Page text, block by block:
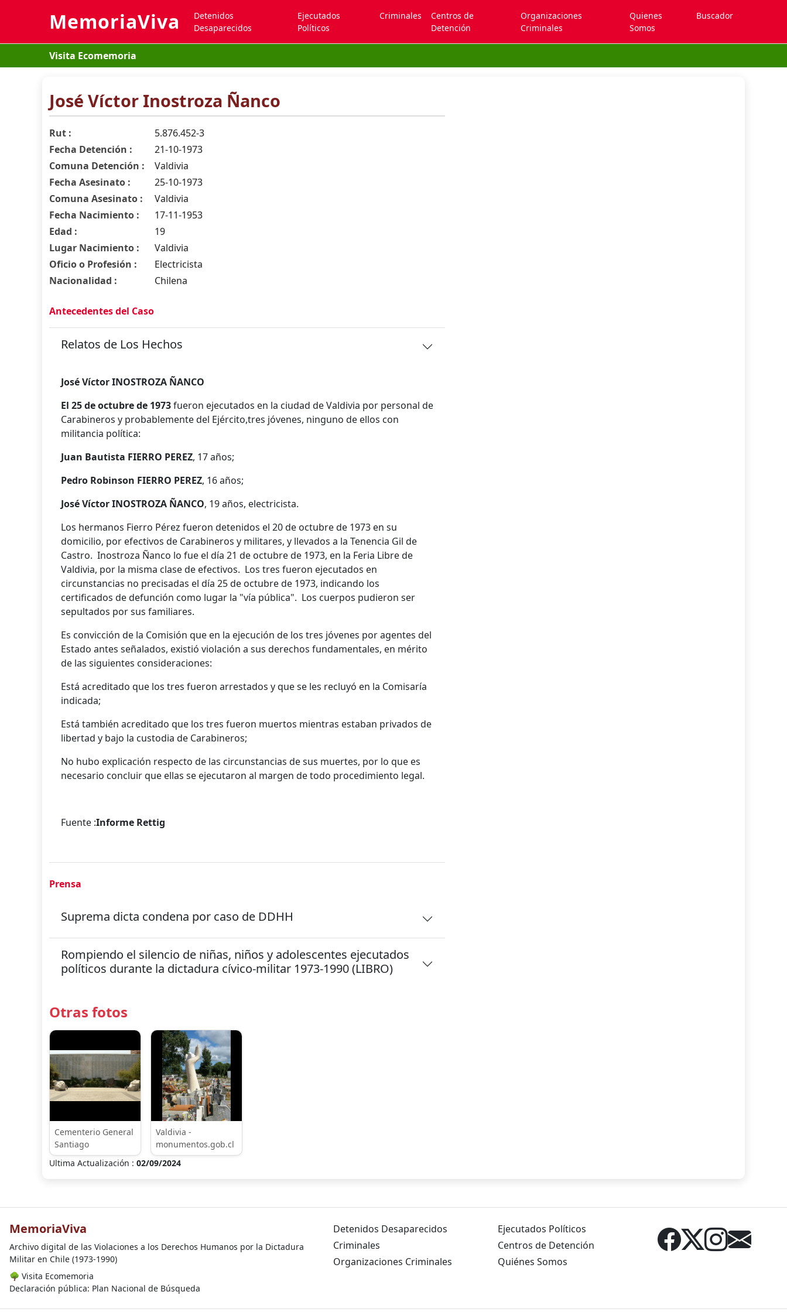
MemoriaViva
Detenidos
Desaparecidos
Ejecutados
Políticos
Criminales
Centros de
Detención
Organizaciones
Criminales
Quienes
Somos
Buscador
Visita Ecomemoria
José Víctor Inostroza Ñanco
Rut :
5.876.452-3
Fecha Detención :
21-10-1973
Comuna Detención :
Valdivia
Fecha Asesinato :
25-10-1973
Comuna Asesinato :
Valdivia
Fecha Nacimiento :
17-11-1953
Edad :
19
Lugar Nacimiento :
Valdivia
Oficio o Profesión :
Electricista
Nacionalidad :
Chilena
Antecedentes del Caso
Relatos de Los Hechos
José Víctor INOSTROZA ÑANCO
El 25 de octubre de 1973fueron ejecutados en la ciudad de Valdivia por personal de
Carabineros y probablemente del Ejército,tres jóvenes, ninguno de ellos con
militancia política:
Juan Bautista FIERRO PEREZ, 17 años;
Pedro Robinson FIERRO PEREZ, 16 años;
José Víctor INOSTROZA ÑANCO, 19 años, electricista.
Los hermanos Fierro Pérez fueron detenidos el 20 de octubre de 1973 en su
domicilio, por efectivos de Carabineros y militares, y llevados a la Tenencia Gil de
Castro. Inostroza Ñanco lo fue el día 21 de octubre de 1973, en la Feria Libre de
Valdivia, por la misma clase de efectivos. Los tres fueron ejecutados en
circunstancias no precisadas el día 25 de octubre de 1973, indicando los
certificados de defunción como lugar la "vía pública". Los cuerpos pudieron ser
sepultados por sus familiares.
Es convicción de la Comisión que en la ejecución de los tres jóvenes por agentes del
Estado antes señalados, existió violación a sus derechos fundamentales, en mérito
de las siguientes consideraciones:
Está acreditado que los tres fueron arrestados y que se les recluyó en la Comisaría
indicada;
Está también acreditado que los tres fueron muertos mientras estaban privados de
libertad y bajo la custodia de Carabineros;
No hubo explicación respecto de las circunstancias de sus muertes, por lo que es
necesario concluir que ellas se ejecutaron al margen de todo procedimiento legal.
Fuente :Informe Rettig
Prensa
Suprema dicta condena por caso de DDHH
Rompiendo el silencio de niñas, niños y adolescentes ejecutados
políticos durante la dictadura cívico-militar 1973-1990 (LIBRO)
Otras fotos
Cementerio General
Santiago
Valdivia -
monumentos.gob.cl
Ultima Actualización : 02/09/2024
MemoriaViva
Archivo digital de las Violaciones a los Derechos Humanos por la Dictadura
Militar en Chile (1973-1990)
🌳 Visita Ecomemoria
Declaración pública: Plan Nacional de Búsqueda
Detenidos Desaparecidos
Ejecutados Políticos
Criminales
Centros de Detención
Organizaciones Criminales
Quiénes Somos